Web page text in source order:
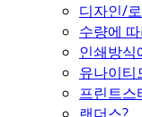
디자인/
수량에
인쇄방식
유나이티
프린트스